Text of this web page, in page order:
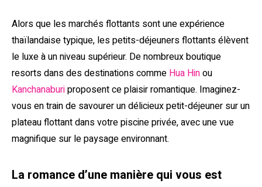
Alors que les marchés flottants sont une expérience
thaïlandaise typique, les petits-déjeuners flottants élèvent
le luxe à un niveau supérieur. De nombreux boutique
resorts dans des destinations comme Hua Hinou
Kanchanaburiproposent ce plaisir romantique. Imaginez-
vous en train de savourer un délicieux petit-déjeuner sur un
plateau flottant dans votre piscine privée, avec une vue
magnifique sur le paysage environnant.
La romance d’une manière qui vous est